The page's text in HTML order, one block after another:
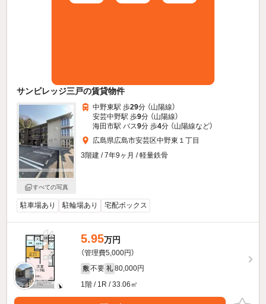
サンビレッジ三戸の賃貸物件
すべての写真
中野東駅 歩29分 （山陽線）
安芸中野駅 歩9分 （山陽線）
海田市駅 バス9分 歩4分 （山陽線など）
広島県広島市安芸区中野東１丁目
3階建 / 7年9ヶ月 / 軽量鉄骨
駐車場あり 駐輪場あり 宅配ボックス
5.95万円
（管理費5,000円）
敷 不要 礼 80,000円
1階 / 1R / 33.06㎡